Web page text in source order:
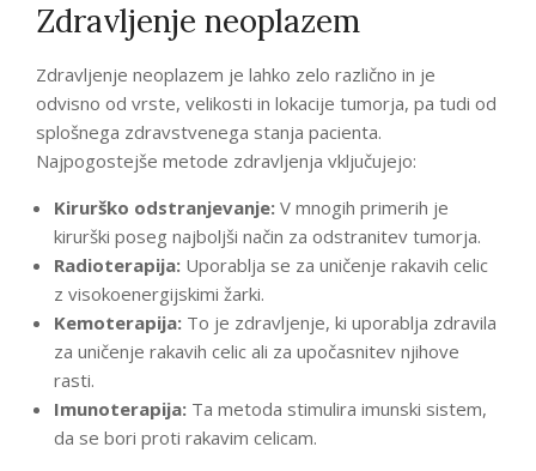
Zdravljenje neoplazem
Zdravljenje neoplazem je lahko zelo različno in je
odvisno od vrste, velikosti in lokacije tumorja, pa tudi od
splošnega zdravstvenega stanja pacienta.
Najpogostejše metode zdravljenja vključujejo:
Kirurško odstranjevanje: V mnogih primerih je
kirurški poseg najboljši način za odstranitev tumorja.
Radioterapija: Uporablja se za uničenje rakavih celic
z visokoenergijskimi žarki.
Kemoterapija: To je zdravljenje, ki uporablja zdravila
za uničenje rakavih celic ali za upočasnitev njihove
rasti.
Imunoterapija: Ta metoda stimulira imunski sistem,
da se bori proti rakavim celicam.